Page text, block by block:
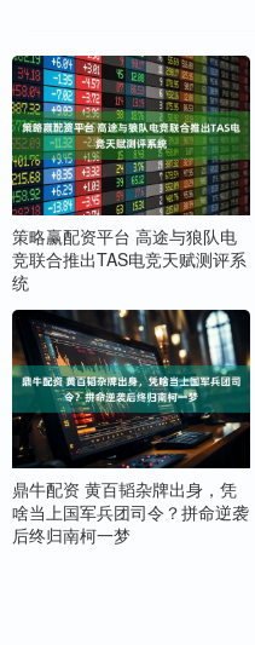
策略赢配资平台 高途与狼队电
竞联合推出TAS电竞天赋测评系
统
鼎牛配资 黄百韬杂牌出身，凭
啥当上国军兵团司令？拼命逆袭
后终归南柯一梦